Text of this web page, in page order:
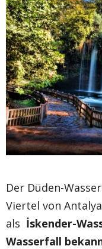
Der Düden-
Viertel von
als İskender-
Wasserfall